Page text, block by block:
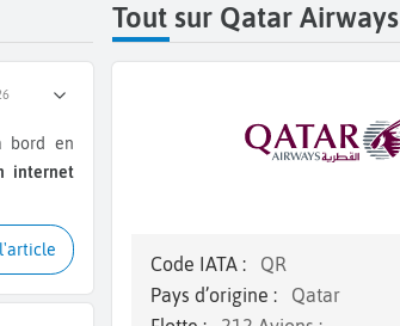
internet
l'article
Tout sur Qatar Airways
Code IATA :
QR
Pays d’origine :
Qatar